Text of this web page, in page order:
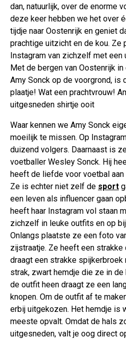
dan, natuurlijk, over de enorme
deze keer hebben we het over
tijdje naar Oostenrijk en geniet
prachtige uitzicht en de kou. Ze
Instagram van zichzelf met
Met de bergen van Oostenrijk
Amy Sonck op de voorgrond, is
plaatje! Wat een prachtvrouw!
uitgesneden shirtje ooit
Waar kennen we Amy Sonck
moeilijk te missen. Op
duizend volgers. Daarnaast is
voetballer Wesley Sonck. Hij
heeft de liefde voor voetbal
Ze is echter niet zelf de sport
een leven als influencer gaan
heeft haar Instagram vol staan
zichzelf in leuke outfits en op
Onlangs plaatste ze een foto
zijstraatje. Ze heeft een strakke
draagt een strakke spijkerbroek
strak, zwart hemdje die ze in
de outfit heen draagt ze een
knopen. Om de outfit af te
erbij uitgekozen. Het hemdje is
meeste opvalt. Omdat de hals
uitgesneden, valt je oog direct